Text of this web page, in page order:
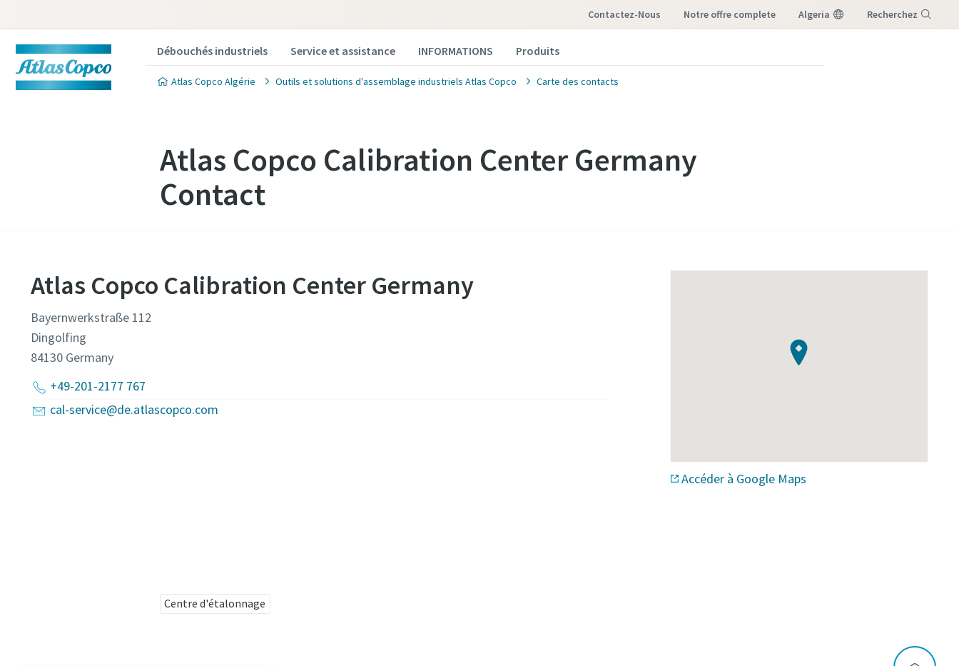
Contactez-Nous notre offre complete Algeria Recherchez
Débouchés industriels Service et assistance INFORMATIONS Produits
Atlas Copco Algérie Outils et solutions d'assemblage industriels Atlas Copco Carte des contacts
Atlas Copco Calibration Center Germany
Contact
Atlas Copco Calibration Center Germany
Bayernwerkstraße 112
Dingolfing
84130 Germany
+49-201-2177 767
cal-service@de.atlascopco.com
Accéder à Google Maps
Centre d'étalonnage